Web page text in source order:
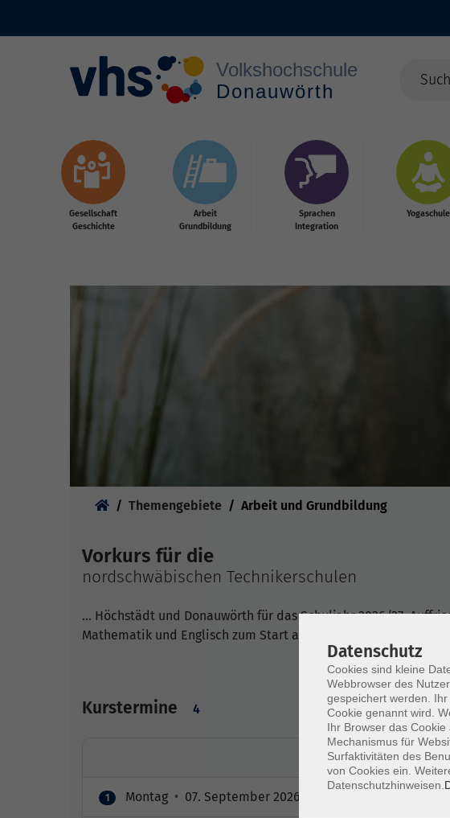
Gesellschaft
Geschichte
Arbeit
Grundbildung
Sprachen
Integration
Yogaschule
Themengebiete Arbeit und Grundbildung
Vorkurs für die
nordschwäbischen Technikerschulen
... Höchstädt und Donauwörth für das Schuljahr 2026/27.
Mathematik und Englisch zum Start an der Technikerschule.
Kurstermine 4
1 Montag • 07. September 2026
Datenschutz
Cookies sind kleine
Webbrowser des
gespeichert werden.
Cookie genannt wird.
Ihr Browser das
Mechanismus für
Surfaktivitäten des
von Cookies ein.
Datenschutzhinweisen.